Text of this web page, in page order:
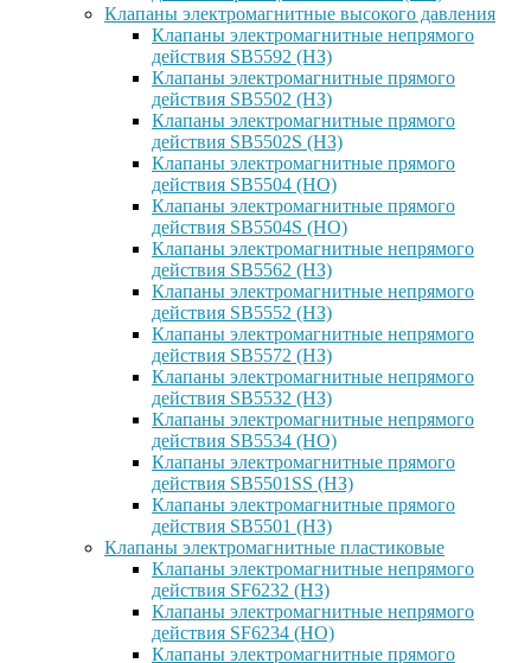
Клапаны электромагнитные высокого давления
Клапаны электромагнитные непрямого
действия SB5592 (НЗ)
Клапаны электромагнитные прямого
действия SB5502 (НЗ)
Клапаны электромагнитные прямого
действия SB5502S (НЗ)
Клапаны электромагнитные прямого
действия SB5504 (НО)
Клапаны электромагнитные прямого
действия SB5504S (НО)
Клапаны электромагнитные непрямого
действия SB5562 (НЗ)
Клапаны электромагнитные непрямого
действия SB5552 (НЗ)
Клапаны электромагнитные непрямого
действия SB5572 (НЗ)
Клапаны электромагнитные непрямого
действия SB5532 (НЗ)
Клапаны электромагнитные непрямого
действия SB5534 (НО)
Клапаны электромагнитные прямого
действия SB5501SS (НЗ)
Клапаны электромагнитные прямого
действия SB5501 (НЗ)
Клапаны электромагнитные пластиковые
Клапаны электромагнитные непрямого
действия SF6232 (НЗ)
Клапаны электромагнитные непрямого
действия SF6234 (НО)
Клапаны электромагнитные прямого